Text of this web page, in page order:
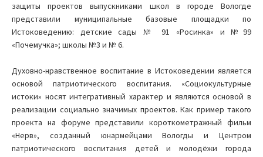
защиты проектов выпускниками школ в городе Вологде
представили муниципальные базовые площадки по
Истоковедению: детские сады № 91 «Росинка» и №99
«Почемучка»; школы №3 и № 6.
Духовно-нравственное воспитание в Истоковедении является
основой патриотического воспитания. «Социокультурные
истоки» носят интегративный характер и являются основой в
реализации социально значимых проектов. Как пример такого
проекта на форуме представили короткометражный фильм
«Нерв», созданный юнармейцами Вологды и Центром
патриотического воспитания детей и молодёжи города